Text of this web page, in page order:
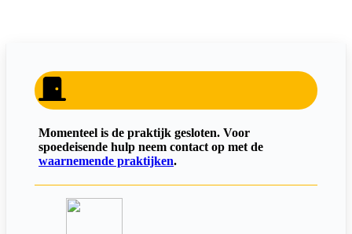
Momenteel is de praktijk gesloten. Voor
spoedeisende hulp neem contact op met de
waarnemende praktijken.